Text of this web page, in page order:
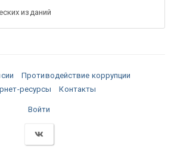
изданий
Противодействие коррупции
ресурсы
Контакты
Войти